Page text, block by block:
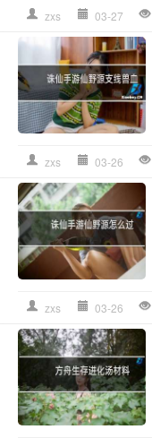
zxs 03-27
zxs 03-26
zxs 03-26